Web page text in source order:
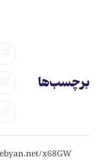
برچسب‌ها